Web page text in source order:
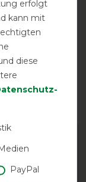
erfolgt
kann mit
diese
PayPal